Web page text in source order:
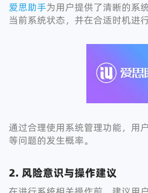
爱思助手为用户提供了清晰的系
当前系统状态，并在合适时机进
通过合理使用系统管理功能，用
等问题的发生概率。
2. 风险意识与操作建议